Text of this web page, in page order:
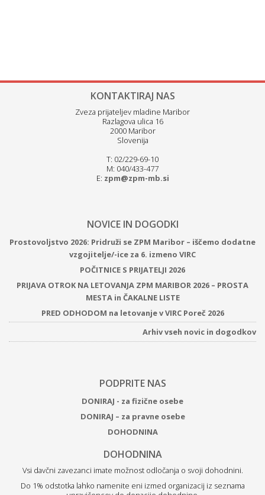
KONTAKTIRAJ NAS
Zveza prijateljev mladine Maribor
Razlagova ulica 16
2000 Maribor
Slovenija
T: 02/229-69-10
M: 040/433-477
E: zpm@zpm-mb.si
NOVICE IN DOGODKI
Prostovoljstvo 2026: Pridruži se ZPM Maribor – iščemo dodatne
vzgojitelje/-ice za 6. izmeno VIRC
POČITNICE S PRIJATELJI 2026
PRIJAVA OTROK NA LETOVANJA ZPM MARIBOR 2026 – PROSTA
MESTA in ČAKALNE LISTE
PRED ODHODOM na letovanje v VIRC Poreč 2026
Arhiv vseh novic in dogodkov
PODPRITE NAS
DONIRAJ - za fizične osebe
DONIRAJ – za pravne osebe
DOHODNINA
DOHODNINA
Vsi davčni zavezanci imate možnost odločanja o svoji dohodnini.
Do 1% odstotka lahko namenite eni izmed organizacij iz seznama